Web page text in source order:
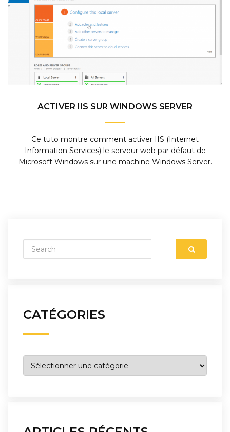
ACTIVER IIS SUR WINDOWS SERVER
Ce tuto montre comment activer IIS (Internet
Information Services) le serveur web par défaut de
Microsoft Windows sur une machine Windows Server.
CATÉGORIES
Catégories